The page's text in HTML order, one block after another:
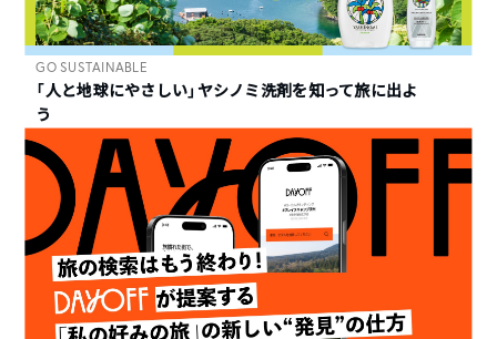
GO SUSTAINABLE
「人と地球にやさしい」ヤシノミ洗剤を知って旅に出よ
う